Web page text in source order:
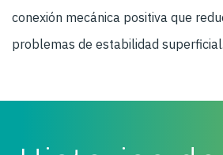
conexión mecánica positiva que
problemas de estabilidad superficial.